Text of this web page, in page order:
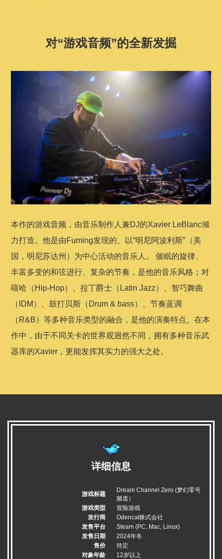
对“游戏音频”的全新发掘
本作的游戏音频，由音乐制作人兼DJ的Xavier LeBlanc倾
力打造。他是由Fuming发现的、以“明尼阿波利斯”（美
国，明尼苏达州）为中心活动的音乐人。 催眠的旋律、
丰富多变的和弦进行、复杂的节奏，是他的音乐风格；对
嘻哈（Hip-Hop）、拉丁爵士（Latin Jazz）、智巧舞曲
（IDM）、鼓打贝斯（Drum & bass）、节奏蓝调
（R&B）等多种音乐类型的融合，是他的演奏特点。在本
作中，由于不同关卡的世界观迥然不同，拥有多种音乐武
器库的Xavier，更能发挥其实力的强大之处。
详细信息
游戏标题
Dream Channel Zero (梦幻零号
频道）
游戏类型
冒险游戏
发行商
Odencat株式会社
发售平台
Steam (PC, Mac, Linux)
发售日期
2024年冬
售价
待定
对象年龄
12岁以上